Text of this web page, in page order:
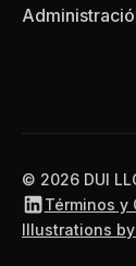
© 2026 DUI
Términos y
Illustrations